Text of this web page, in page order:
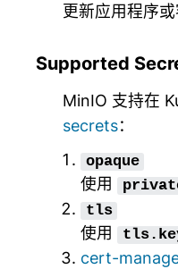
更新应用程序或
Supported
MinIO 支持在
secrets：
opaque
使用
tls
使用
cert-